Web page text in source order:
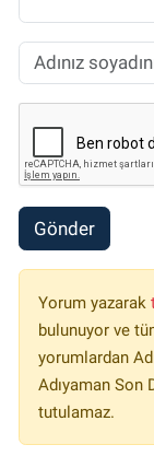
Gönder
Yorum yazarak
bulunuyor ve
yorumlardan
Adıyaman
tutulamaz.